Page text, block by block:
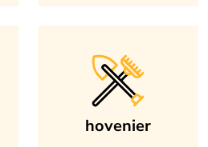
hovenier